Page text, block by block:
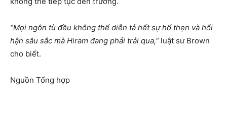
“Mọi ngôn từ đều không thể diễn tả hết sự hổ thẹn và hối
hận sâu sắc mà Hiram đang phải trải qua,” luật sư Brown
cho biết.
Nguồn Tổng hợp